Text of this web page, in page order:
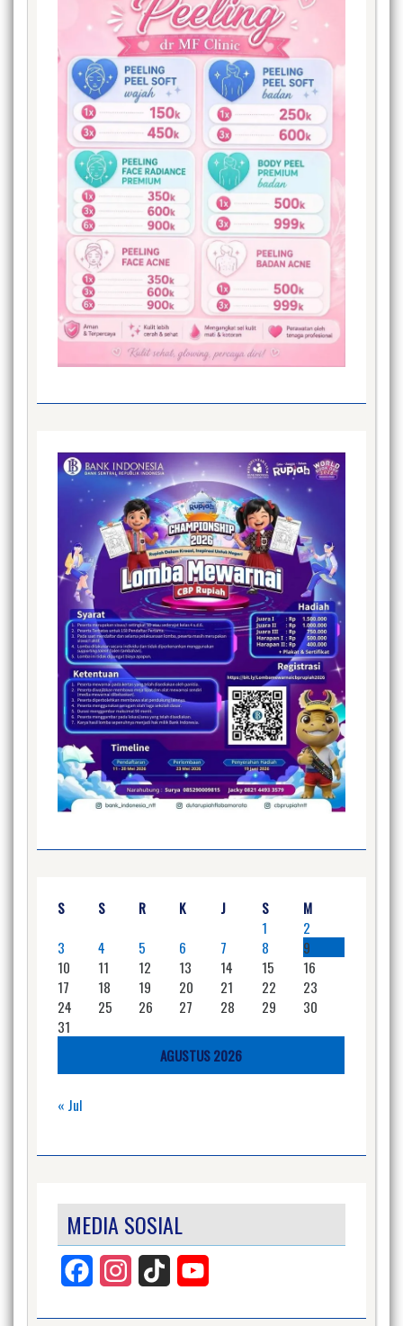
AGUSTUS 2026
S S R K J S
M
1
2
3
4 5 6 7 8
9
10
11 12 13 14 15
16
17
18 19 20 21 22
23
24
25 26 27 28 29
30
31
« Jul
MEDIA SOSIAL
Facebook InstagramTikTok